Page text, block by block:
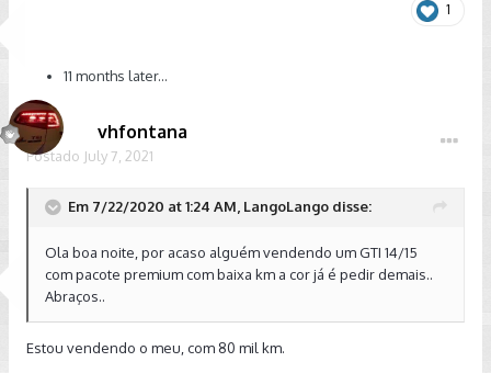
1
11 months later...
vhfontana
Postado July 7, 2021
Em 7/22/2020 at 1:24 AM, LangoLango disse:
Ola boa noite, por acaso alguém vendendo um GTI 14/15
com pacote premium com baixa km a cor já é pedir demais..
Abraços..
Estou vendendo o meu, com 80 mil km.